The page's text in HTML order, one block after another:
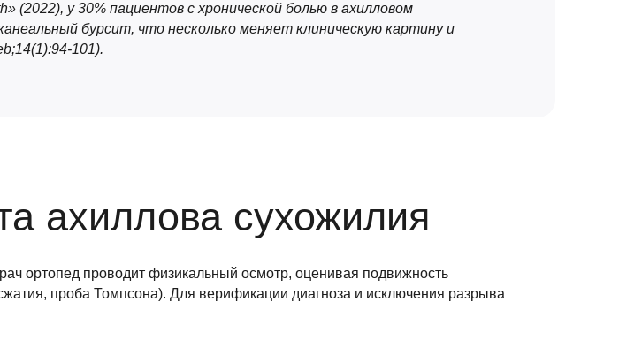
(2022), у 30% пациентов с хронической болью в ахилловом
бурсит, что несколько меняет клиническую картину и
101).⁠
ахиллова сухожилия
ортопед проводит физикальный осмотр, оценивая подвижность
проба Томпсона). Для верификации диагноза и исключения разрыва